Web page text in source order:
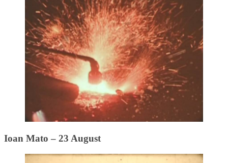
Ioan Mato – 23 August